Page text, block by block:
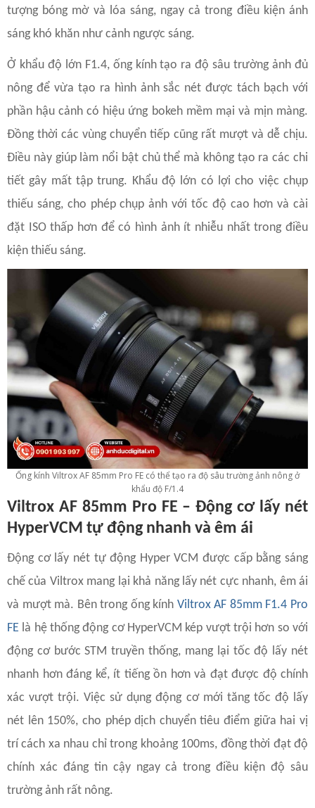
tượng bóng mờ và lóa sáng, ngay cả trong điều kiện ánh
sáng khó khăn như cảnh ngược sáng.
Ở khẩu độ lớn F1.4, ống kính tạo ra độ sâu trường ảnh đủ
nông để vừa tạo ra hình ảnh sắc nét được tách bạch với
phần hậu cảnh có hiệu ứng bokeh mềm mại và mịn màng.
Đồng thời các vùng chuyển tiếp cũng rất mượt và dễ chịu.
Điều này giúp làm nổi bật chủ thể mà không tạo ra các chi
tiết gây mất tập trung. Khẩu độ lớn có lợi cho việc chụp
thiếu sáng, cho phép chụp ảnh với tốc độ cao hơn và cài
đặt ISO thấp hơn để có hình ảnh ít nhiễu nhất trong điều
kiện thiếu sáng.
Ống kính Viltrox AF 85mm Pro FE có thể tạo ra độ sâu trường ảnh nông ở
khẩu độ F/1.4
Viltrox AF 85mm Pro FE – Động cơ lấy nét
HyperVCM tự động nhanh và êm ái
Động cơ lấy nét tự động Hyper VCM được cấp bằng sáng
chế của Viltrox mang lại khả năng lấy nét cực nhanh, êm ái
và mượt mà. Bên trong ống kính Viltrox AF 85mm F1.4 Pro
FE là hệ thống động cơ HyperVCM kép vượt trội hơn so với
động cơ bước STM truyền thống, mang lại tốc độ lấy nét
nhanh hơn đáng kể, ít tiếng ồn hơn và đạt được độ chính
xác vượt trội. Việc sử dụng động cơ mới tăng tốc độ lấy
nét lên 150%, cho phép dịch chuyển tiêu điểm giữa hai vị
trí cách xa nhau chỉ trong khoảng 100ms, đồng thời đạt độ
chính xác đáng tin cậy ngay cả trong điều kiện độ sâu
trường ảnh rất nông.